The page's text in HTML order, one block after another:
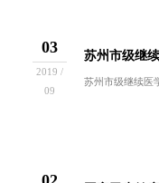
03
2019 /
09